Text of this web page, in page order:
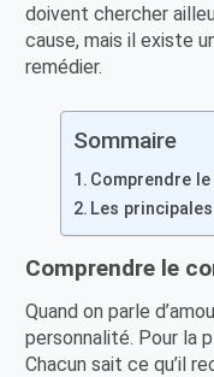
doivent chercher
cause, mais il existe
remédier.
Sommaire
Comprendre
Les
Comprendre le
Quand on parle
personnalité. Pour la
Chacun sait ce qu’il